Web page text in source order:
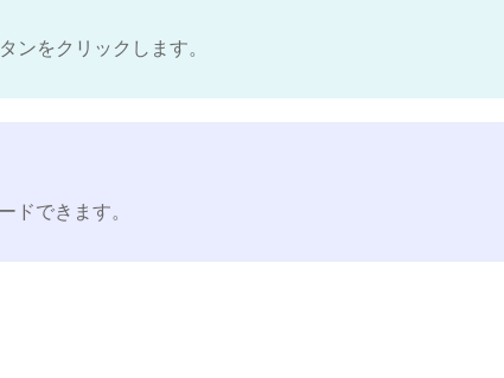
ンをクリックします。
ドできます。